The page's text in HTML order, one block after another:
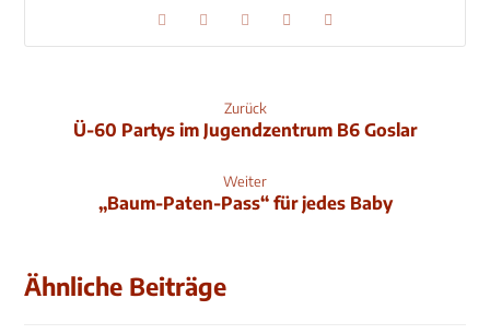
Zurück
Ü-60 Partys im Jugendzentrum B6 Goslar
Weiter
„Baum-Paten-Pass“ für jedes Baby
Ähnliche Beiträge